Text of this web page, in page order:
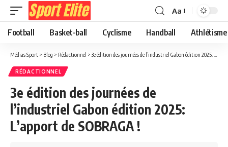
Aa
Football Basket-ball Cyclisme Handball Athlétisme
Médias Sport > Blog > Rédactionnel > 3e édition des journées de l’industriel Gabon édition 2025: L’apport de SOBRAGA !
RÉDACTIONNEL
3e édition des journées de
l’industriel Gabon édition 2025:
L’apport de SOBRAGA !